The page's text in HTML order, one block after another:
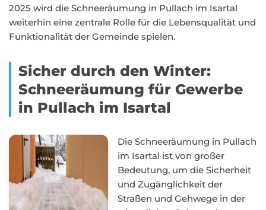
2025 wird die Schneeräumung in Pullach im Isartal
weiterhin eine zentrale Rolle für die Lebensqualität und
Funktionalität der Gemeinde spielen.
Sicher durch den Winter:
Schneeräumung für Gewerbe
in Pullach im Isartal
Die Schneeräumung in Pullach
im Isartal ist von großer
Bedeutung, um die Sicherheit
und Zugänglichkeit der
Straßen und Gehwege in der